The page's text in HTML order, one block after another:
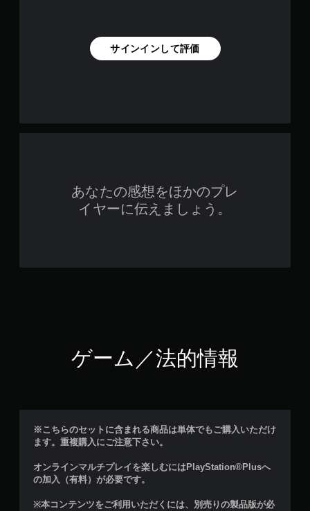
サインインして評価
あなたの感想をほかのプレ
イヤーに伝えましょう。
ゲーム／法的情報
※こちらのセットに含まれる商品は単体でもご購入いただけ
ます。重複購入にご注意下さい。
オンラインマルチプレイを楽しむにはPlayStation®Plusへ
の加入（有料）が必要です。
※本コンテンツをご利用いただくには、別売りの製品版が必